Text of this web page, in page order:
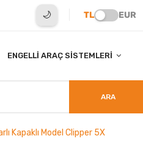
🌙 TL EUR
ENGELLI ARAÇ SISTEMLERI
ARA
Kapaklı Model Clipper 5X